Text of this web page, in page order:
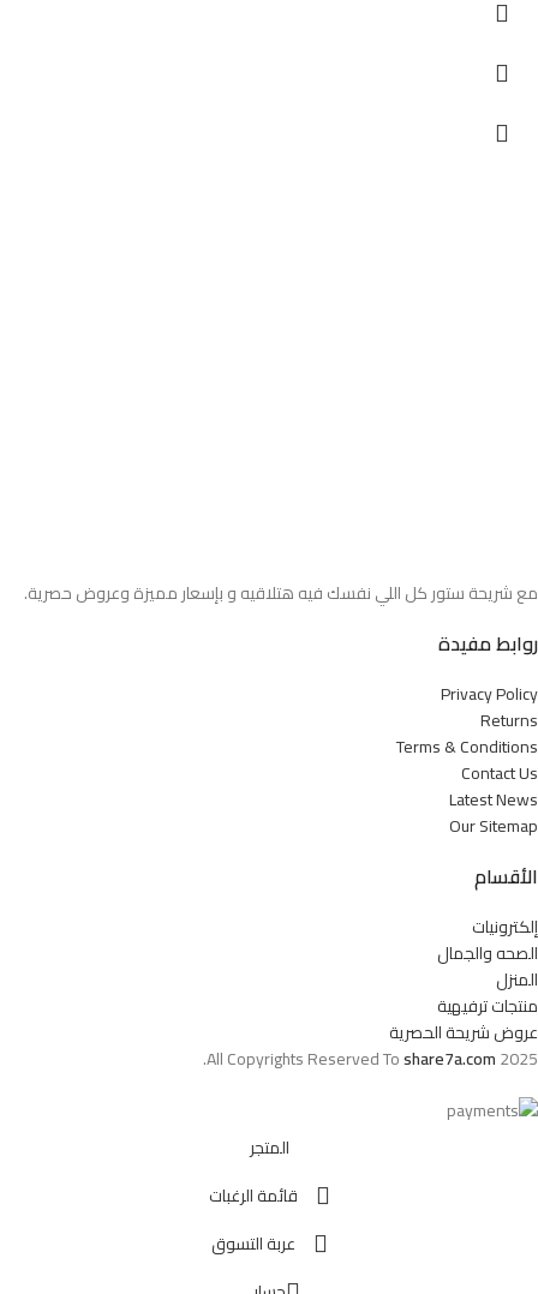
مع شريحة ستور كل اللي نفسك فيه هتلاقيه و بإسعار مميزة وعروض حصرية.
روابط مفيدة
Privacy Policy
Returns
Terms & Conditions
Contact Us
Latest News
Our Sitemap
الأقسام
إلكترونيات
الصحه والجمال
المنزل
منتجات ترفيهية
عروض شريحة الحصرية
All Copyrights Reserved Toshare7a.com2025.
المتجر
قائمة الرغبات
عربة التسوق